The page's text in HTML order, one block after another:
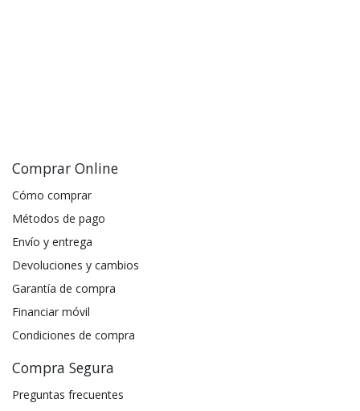
Comprar Online
Cómo comprar
Métodos de pago
Envío y entrega
Devoluciones y cambios
Garantía de compra
Financiar móvil
Condiciones de compra
Compra Segura
Preguntas frecuentes